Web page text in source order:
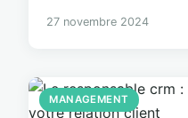
27 novembre 2024
MANAGEMENT